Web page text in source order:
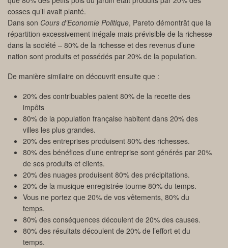
cosses qu’il avait planté.
Dans son Cours d’Economie Politique, Pareto démontrât que la
répartition excessivement inégale mais prévisible de la richesse
dans la société – 80% de la richesse et des revenus d’une
nation sont produits et possédés par 20% de la population.
De manière similaire on découvrit ensuite que :
20% des contribuables paient 80% de la recette des
impôts
80% de la population française habitent dans 20% des
villes les plus grandes.
20% des entreprises produisent 80% des richesses.
80% des bénéfices d’une entreprise sont générés par 20%
de ses produits et clients.
20% des nuages produisent 80% des précipitations.
20% de la musique enregistrée tourne 80% du temps.
Vous ne portez que 20% de vos vêtements, 80% du
temps.
80% des conséquences découlent de 20% des causes.
80% des résultats découlent de 20% de l’effort et du
temps.